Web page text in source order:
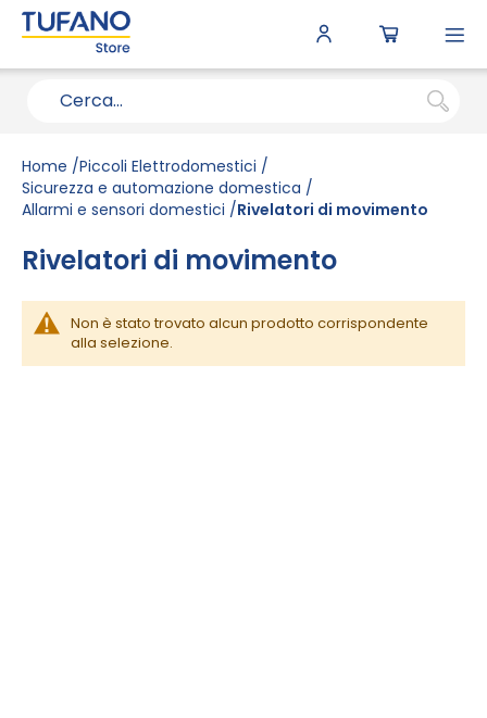
Home Piccoli Elettrodomestici
Sicurezza e automazione domestica
Allarmi e sensori domestici
Rivelatori di movimento
Rivelatori di movimento
Non è stato trovato alcun prodotto corrispondente
alla selezione.